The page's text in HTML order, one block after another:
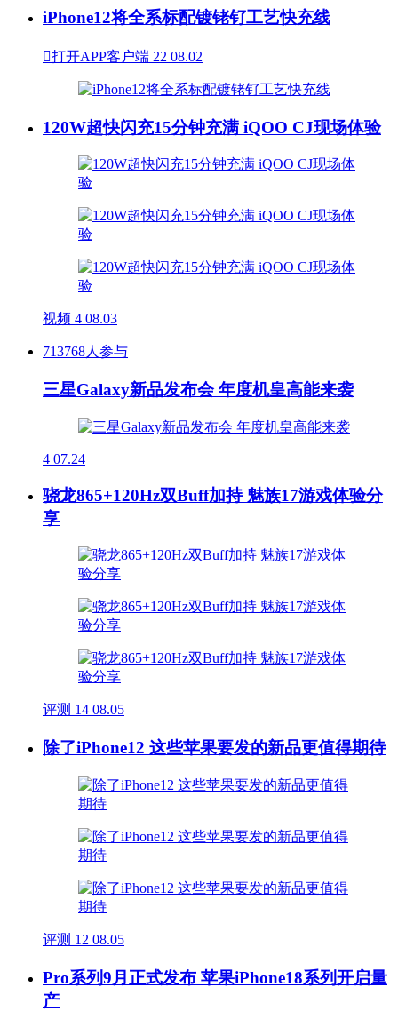
iPhone12将全系标配镀铑钌工艺快充线
打开APP客户端 22 08.02
120W超快闪充15分钟充满 iQOO CJ现场体验
视频 4 08.03
713768人参与
三星Galaxy新品发布会 年度机皇高能来袭
4 07.24
骁龙865+120Hz双Buff加持 魅族17游戏体验分
享
评测 14 08.05
除了iPhone12 这些苹果要发的新品更值得期待
评测 12 08.05
Pro系列9月正式发布 苹果iPhone18系列开启量
产